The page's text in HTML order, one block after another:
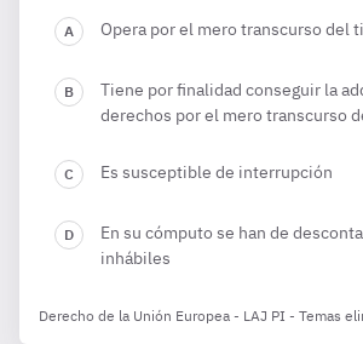
Opera por el mero transcurso del
Tiene por finalidad conseguir la
derechos por el mero transcurso
Es susceptible de interrupción
En su cómputo se han de
inhábiles
Derecho de la Unión Europea - LAJ PI - Temas